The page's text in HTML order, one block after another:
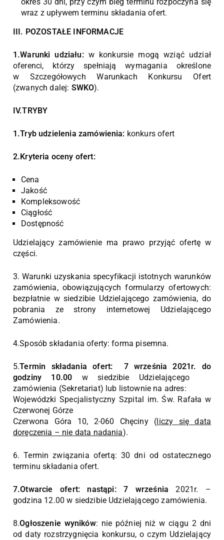
okres 30 dni, przy czym bieg terminu rozpoczyna się
wraz z upływem terminu składania ofert.
III. POZOSTAŁE INFORMACJE
1.Warunki udziału:w konkursie mogą wziąć udział
oferenci, którzy spełniają wymagania określone
w Szczegółowych Warunkach Konkursu Ofert
(zwanych dalej: SWKO).
IV.TRYBY
1.Tryb udzielenia zamówienia: konkurs ofert
2.Kryteria oceny ofert:
Cena
Jakość
Kompleksowość
Ciągłość
Dostępność
Udzielający zamówienie ma prawo przyjąć ofertę w
części.
3. Warunki uzyskania specyfikacji istotnych warunków
zamówienia, obowiązujących formularzy ofertowych:
bezpłatnie w siedzibie Udzielającego zamówienia, do
pobrania ze strony internetowej Udzielającego
Zamówienia.
4.Sposób składania oferty: forma pisemna.
5.Termin składania ofert: 7 września 2021r. do
godziny 10.00 w siedzibie Udzielającego
zamówienia (Sekretariat) lub listownie na adres:
Wojewódzki Specjalistyczny Szpital im. Św. Rafała w
Czerwonej Górze
Czerwona Góra 10, 2-060 Chęciny ( liczy się data
doręczenia – nie data nadania).
6. Termin związania ofertą: 30 dni od ostatecznego
terminu składania ofert.
7.Otwarcie ofert: nastąpi: 7 września2021r. –
godzina 12.00 w siedzibie Udzielającego zamówienia.
8.Ogłoszenie wyników: nie później niż w ciągu 2 dni
od daty rozstrzygnięcia konkursu, o czym Udzielający